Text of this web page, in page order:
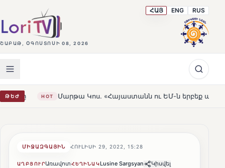
ՇԱԲԱԹ, ՕԳՈՍՏՈՍԻ 08, 2026
ՀԱՅ ENG RUS
ԹԵԺ
HOT Մարթա Կոս. «Հայաստանն ու ԵՄ-ն երբեք այսքան մոտ չեն
ՄԻՋԱԶԳԱՅԻՆ ՀՈՒԼԻՍԻ 29, 2022, 15:28
ԱՂԲՅՈՒՐԱռավոտՀԵՂԻՆԱԿLusine Sargsyan Կիսվել